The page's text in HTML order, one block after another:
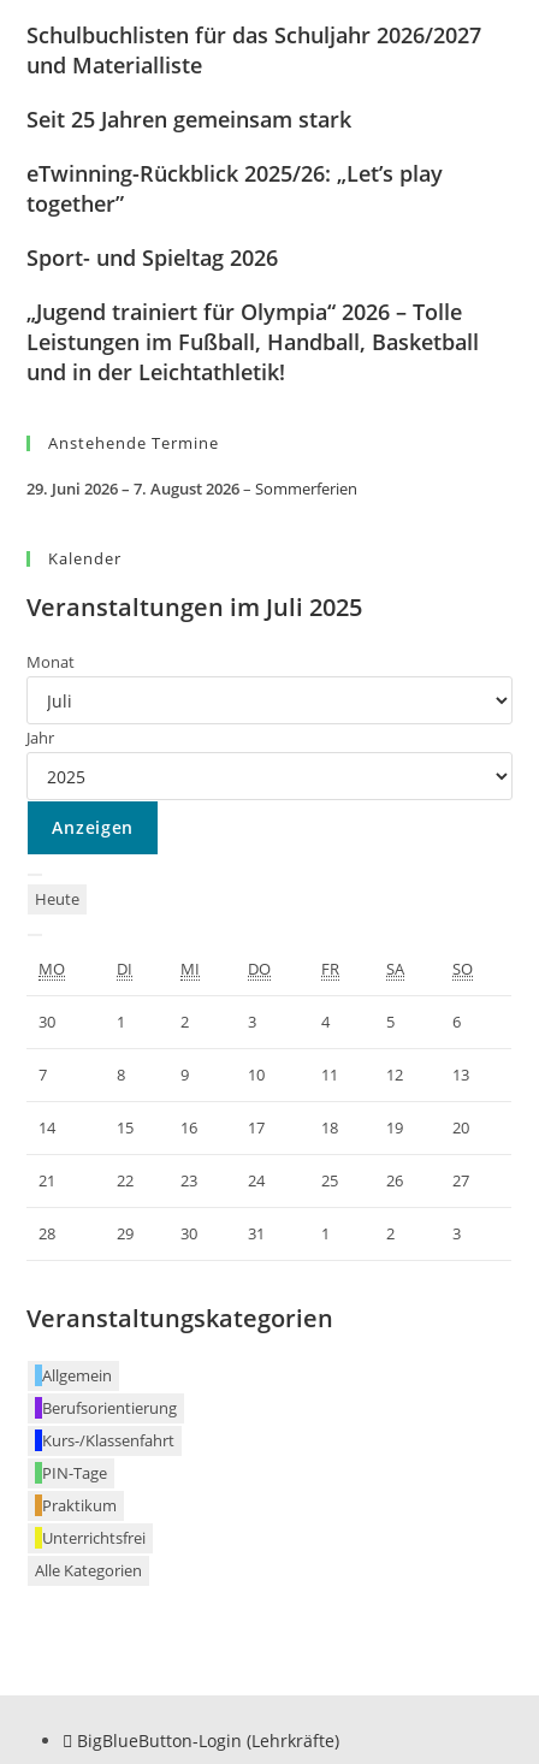
Schulbuchlisten für das Schuljahr 2026/2027
und Materialliste
Seit 25 Jahren gemeinsam stark
eTwinning-Rückblick 2025/26: „Let’s play
together”
Sport- und Spieltag 2026
„Jugend trainiert für Olympia“ 2026 – Tolle
Leistungen im Fußball, Handball, Basketball
und in der Leichtathletik!
Anstehende Termine
29. Juni 2026– 7. August 2026–Sommerferien
Kalender
Veranstaltungen im Juli 2025
Monat
Jahr
Heute
MO DI MI DO FR SA SO
30 1 2 3 4 5 6
7 8 9 10 11 12 13
14 15 16 17 18 19 20
21 22 23 24 25 26 27
28 29 30 31 1 2 3
Veranstaltungskategorien
Allgemein
Berufsorientierung
Kurs-/Klassenfahrt
PIN-Tage
Praktikum
Unterrichtsfrei
Alle Kategorien
BigBlueButton-Login (Lehrkräfte)